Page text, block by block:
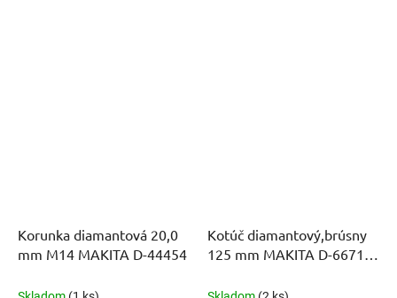
Korunka diamantová 20,0
mm M14 MAKITA D-44454
Kotúč diamantový,brúsny
125 mm MAKITA D-66715